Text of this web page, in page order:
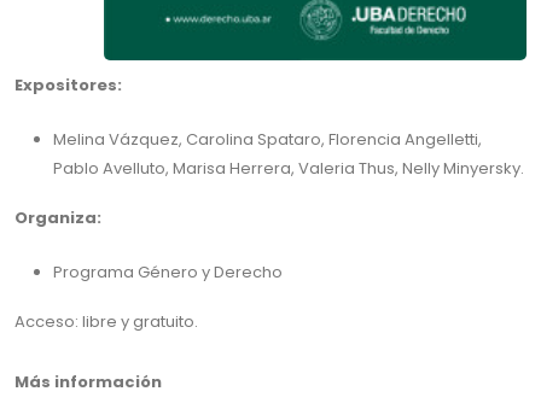
Expositores:
Melina Vázquez, Carolina Spataro, Florencia Angelletti,
Pablo Avelluto, Marisa Herrera, Valeria Thus, Nelly Minyersky.
Organiza:
Programa Género y Derecho
Acceso: libre y gratuito.
Más información